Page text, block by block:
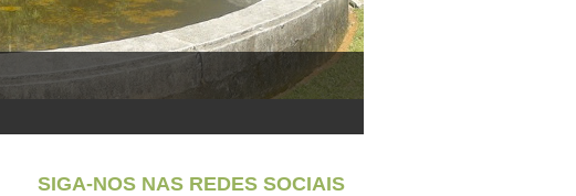
SIGA-NOS NAS REDES SOCIAIS